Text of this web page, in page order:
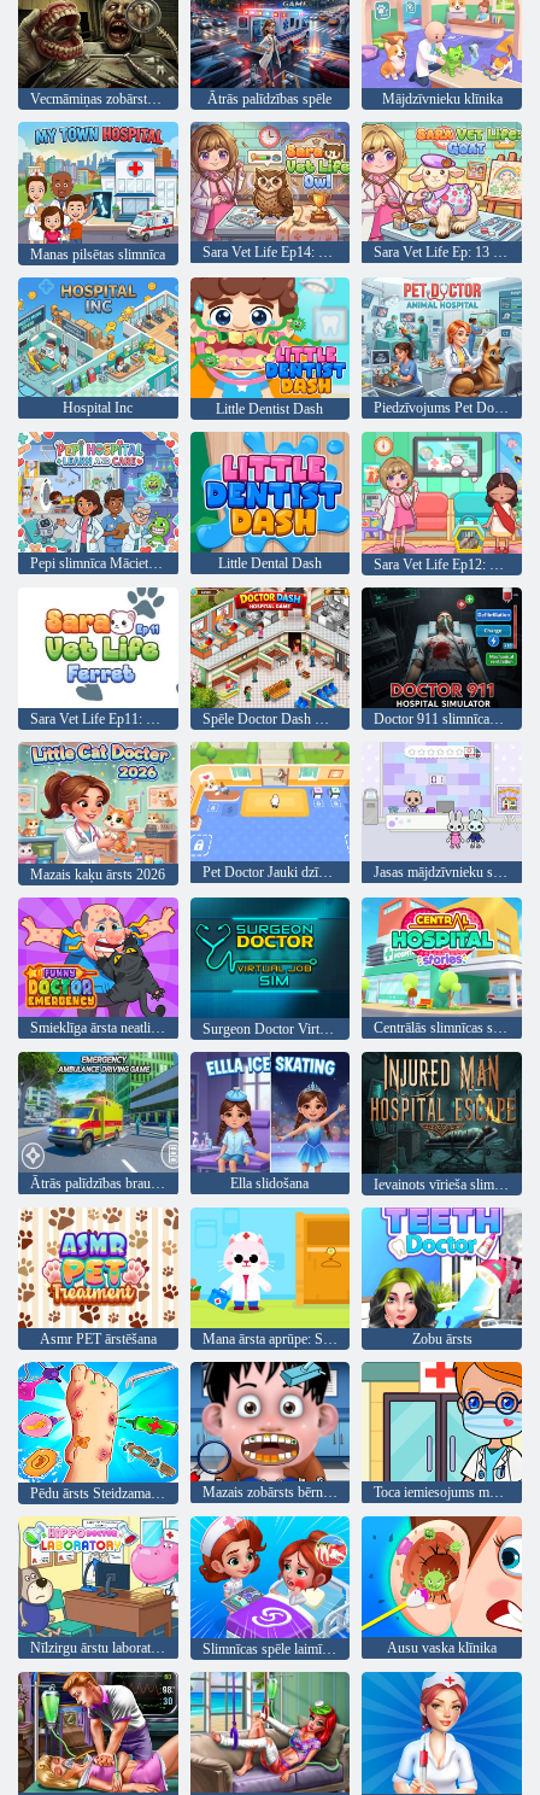
Ātrās palīdzības spēle Mājdzīvnieku klīnika
Manas pilsētas slimnīca Sara Vet Life Ep14: Pūce Sara Vet Life Ep: 13 Goat
Hospital Inc Little Dentist Dash Piedzīvojums Pet Doctor Animal Hospital
Pepi slimnīca Mācieties un aprūpējiet Little Dental Dash Sara Vet Life Ep12: Hameleons
Mazais kaķu ārsts 2026 Pet Doctor Jauki dzīvnieki Jasas mājdzīvnieku slimnīca
Smieklīga ārsta neatliekamā palīdzība Surgeon Doctor Virtual Job Sim Centrālās slimnīcas stāsti
Ella slidošana Ievainots vīrieša slimnīcas aizbēgšana
Asmr PET ārstēšana Zobu ārsts
Pēdu ārsts Steidzama aprūpe Mazais zobārsts bērniem 2 Toca iemiesojums mana slimnīca
Nīlzirgu ārstu laboratorija Slimnīcas spēle laimīga klīnika Ausu vaska klīnika